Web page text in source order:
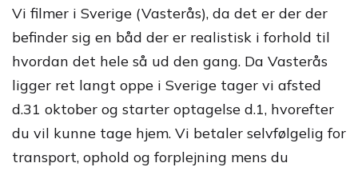
Vi filmer i Sverige (Vasterås), da det er der der
befinder sig en båd der er realistisk i forhold til
hvordan det hele så ud den gang. Da Vasterås
ligger ret langt oppe i Sverige tager vi afsted
d.31 oktober og starter optagelse d.1, hvorefter
du vil kunne tage hjem. Vi betaler selvfølgelig for
transport, ophold og forplejning mens du